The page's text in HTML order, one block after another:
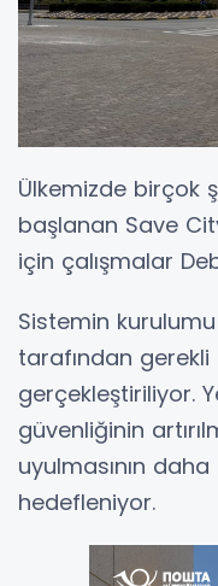
Ülkemizde birçok
başlanan Save
için çalışmalar
Sistemin
tarafından gerekli
gerçekleştiriliyor.
güvenliğinin
uyulmasının
hedefleniyor.